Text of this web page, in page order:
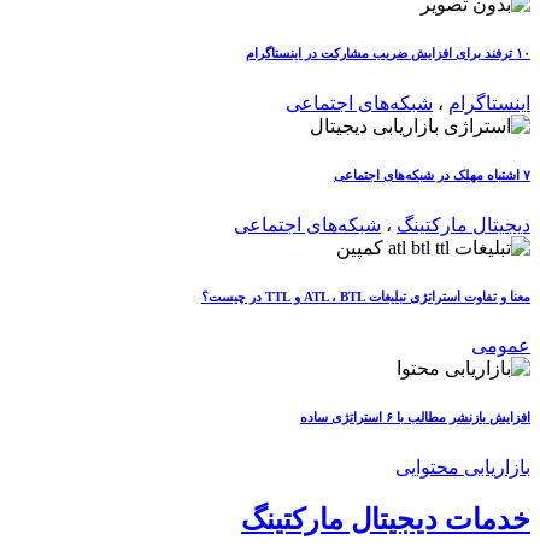
۱۰ ترفند برای افزایش ضریب مشارکت در اینستاگرام
اینستاگرام ، شبکه‌های اجتماعی
۷ اشتباه مهلک در شبکه‌های اجتماعی
دیجیتال مارکتینگ ، شبکه‌های اجتماعی
معنا و تفاوت استراتژی تبلیغات ATL ، BTL و TTL در چیست؟
عمومی
افزایش بازنشر مطالب با ۶ استراتژی ساده
بازاریابی محتوایی
خدمات دیجیتال مارکتینگ